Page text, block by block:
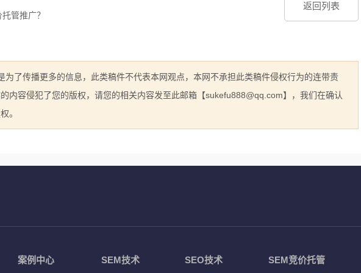
管推广？
返回列表
为了传播更多的信息，此类稿件不代表本网观点，本网不承担此类稿件侵权行为的连带责
内容侵犯了您的版权，请您的相关内容发至此邮箱【sukefu888@qq.com】，我们在确认
。
案例中心 SEM技术 SEO技术 SEM竞价托管